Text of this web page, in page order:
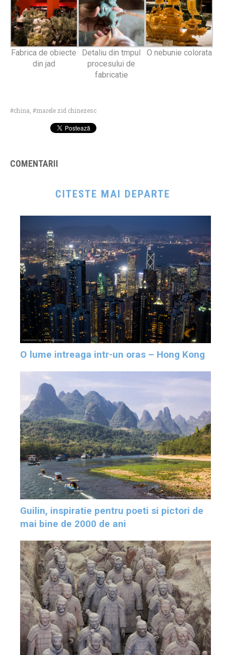
Fabrica de obiecte
din jad
Detaliu din tmpul
procesului de
fabricatie
O nebunie colorata
china marele zid chinezesc
COMENTARII
CITESTE MAI DEPARTE
O lume intreaga intr-un oras – Hong Kong
Guilin, inspiratie pentru poeti si pictori de
mai bine de 2000 de ani